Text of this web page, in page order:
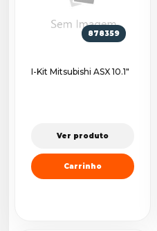
878359
I-Kit Mitsubishi ASX 10.1"
Ver produto
Carrinho